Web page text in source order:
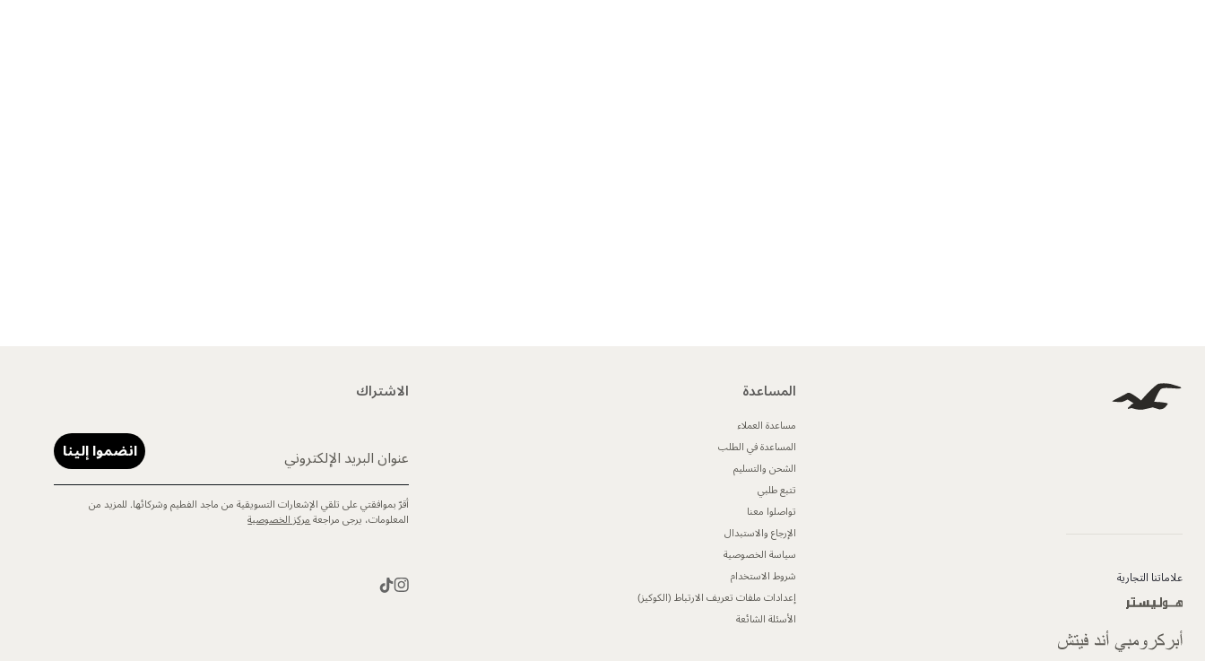
علاماتنا التجارية
المساعدة
مساعدة العملاء
المساعدة في الطلب
الشحن والتسليم
تتبع طلبي
تواصلوا معنا
الإرجاع والاستبدال
سياسة الخصوصية
شروط الاستخدام
إعدادات ملفات تعريف الارتباط (الكوكيز)
الأسئلة الشائعة
الاشتراك
عنوان البريد الإلكتروني انضموا إلينا
أقرّ بموافقتي على تلقي الإشعارات التسويقية من ماجد الفطيم وشركائها. للمزيد من
المعلومات، يرجى مراجعةمركز الخصوصية